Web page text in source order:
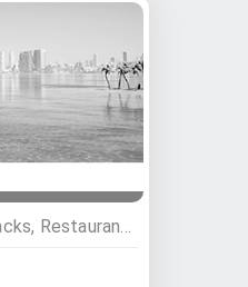
Restauration , Snacks, Restaurants, A emporter - livraison